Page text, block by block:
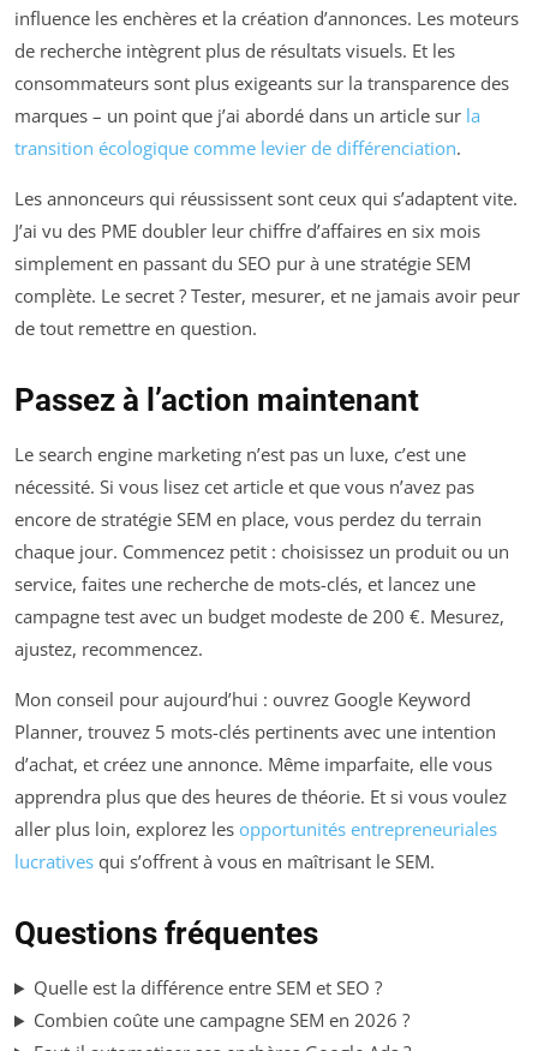
influence les enchères et la création d’annonces. Les moteurs
de recherche intègrent plus de résultats visuels. Et les
consommateurs sont plus exigeants sur la transparence des
marques – un point que j’ai abordé dans un article sur la
transition écologique comme levier de différenciation.
Les annonceurs qui réussissent sont ceux qui s’adaptent vite.
J’ai vu des PME doubler leur chiffre d’affaires en six mois
simplement en passant du SEO pur à une stratégie SEM
complète. Le secret ? Tester, mesurer, et ne jamais avoir peur
de tout remettre en question.
Passez à l’action maintenant
Le search engine marketing n’est pas un luxe, c’est une
nécessité. Si vous lisez cet article et que vous n’avez pas
encore de stratégie SEM en place, vous perdez du terrain
chaque jour. Commencez petit : choisissez un produit ou un
service, faites une recherche de mots-clés, et lancez une
campagne test avec un budget modeste de 200 €. Mesurez,
ajustez, recommencez.
Mon conseil pour aujourd’hui : ouvrez Google Keyword
Planner, trouvez 5 mots-clés pertinents avec une intention
d’achat, et créez une annonce. Même imparfaite, elle vous
apprendra plus que des heures de théorie. Et si vous voulez
aller plus loin, explorez les opportunités entrepreneuriales
lucratives qui s’offrent à vous en maîtrisant le SEM.
Questions fréquentes
Quelle est la différence entre SEM et SEO ?
Combien coûte une campagne SEM en 2026 ?